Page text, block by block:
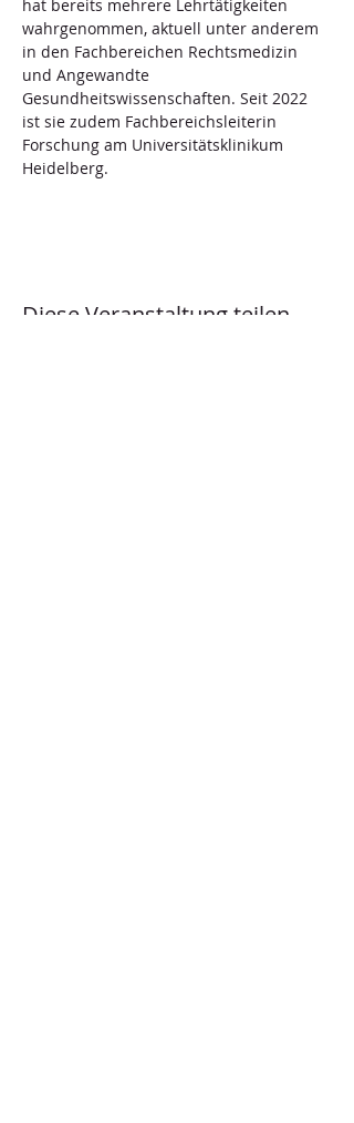
hat bereits mehrere Lehrtätigkeiten
wahrgenommen, aktuell unter anderem
in den Fachbereichen Rechtsmedizin
und Angewandte
Gesundheitswissenschaften. Seit 2022
ist sie zudem Fachbereichsleiterin
Forschung am Universitätsklinikum
Heidelberg.
Diese Veranstaltung teilen